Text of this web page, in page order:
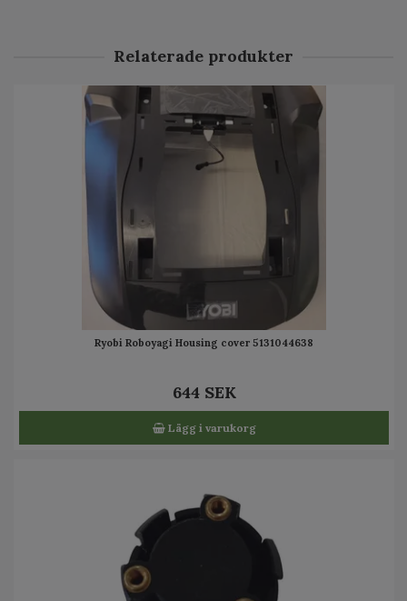
Relaterade produkter
Ryobi Roboyagi Housing cover 5131044638
644 SEK
Lägg i varukorg